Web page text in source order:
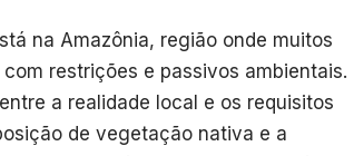
na Amazônia, região onde muitos
restrições e passivos ambientais.
a realidade local e os requisitos
de vegetação nativa e a